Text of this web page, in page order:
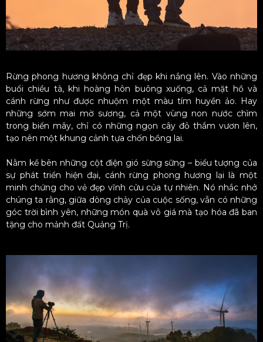
Rừng phong hương không chỉ đẹp khi nắng lên. Vào những
buổi chiều tà, khi hoàng hôn buông xuống, cả mặt hồ và
cánh rừng như được nhuộm một màu tím huyền ảo. Hay
những sớm mai mờ sương, cả một vùng non nước chìm
trong biển mây, chỉ có những ngọn cây đỏ thắm vươn lên,
tạo nên một khung cảnh tựa chốn bồng lai.
Nằm kề bên những cột điện gió sừng sững – biểu tượng của
sự phát triển hiện đại, cánh rừng phong hương lại là một
minh chứng cho vẻ đẹp vĩnh cửu của tự nhiên. Nó nhắc nhở
chúng ta rằng, giữa dòng chảy của cuộc sống, vẫn có những
góc trời bình yên, những món quà vô giá mà tạo hóa đã ban
tặng cho mảnh đất Quảng Trị.